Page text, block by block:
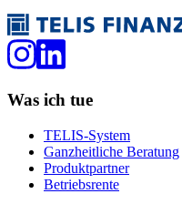
Was ich tue
TELIS-System
Ganzheitliche Beratung
Produktpartner
Betriebsrente